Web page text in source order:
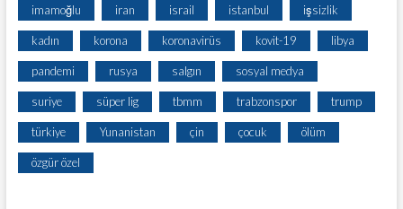
imamoğlu iran israil istanbul işsizlik
kadın korona koronavirüs kovit-19 libya
pandemi rusya salgın sosyal medya
suriye süper lig tbmm trabzonspor trump
türkiye Yunanistan çin çocuk ölüm
özgür özel